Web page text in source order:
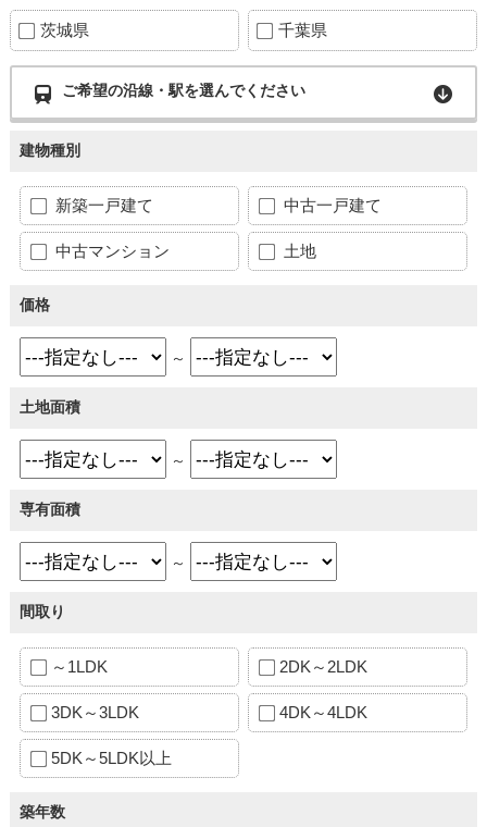
茨城県 千葉県
ご希望の沿線・駅を選んでください
建物種別
新築一戸建て 中古一戸建て
中古マンション 土地
価格
～
土地面積
～
専有面積
～
間取り
～1LDK 2DK～2LDK
3DK～3LDK 4DK～4LDK
5DK～5LDK以上
築年数